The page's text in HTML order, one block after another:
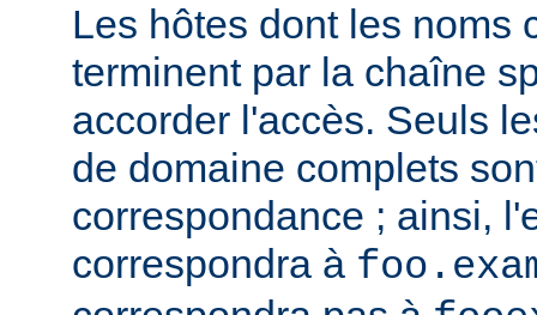
Les hôtes dont les noms
terminent par la chaîne
accorder l'accès. Seuls
de domaine complets
correspondance ; ainsi,
correspondra à